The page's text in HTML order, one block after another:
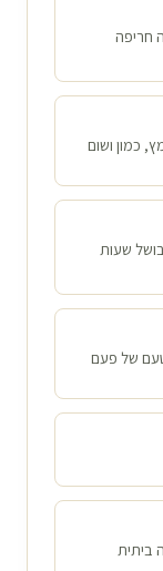
חריפה
כמון ושום
שעות
של פעם
ביתית